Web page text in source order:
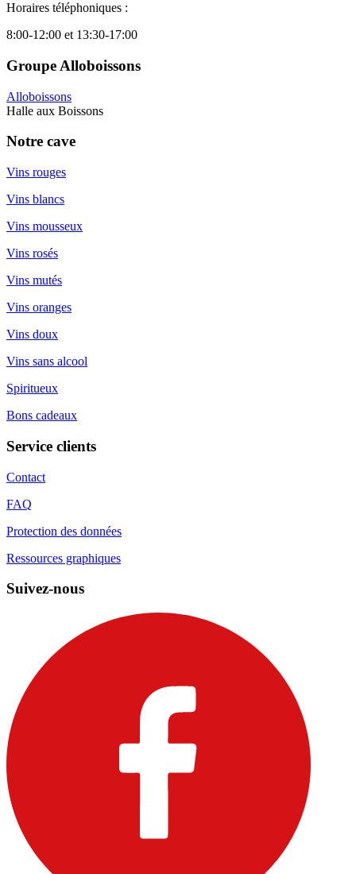
Horaires téléphoniques :
8:00-12:00 et 13:30-17:00
Groupe Alloboissons
Alloboissons
Halle aux Boissons
Notre cave
Vins rouges
Vins blancs
Vins mousseux
Vins rosés
Vins mutés
Vins oranges
Vins doux
Vins sans alcool
Spiritueux
Bons cadeaux
Service clients
Contact
FAQ
Protection des données
Ressources graphiques
Suivez-nous